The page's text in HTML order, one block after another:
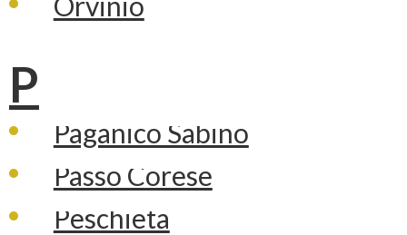
P
Paganico Sabino
Passo Corese
Peschieta